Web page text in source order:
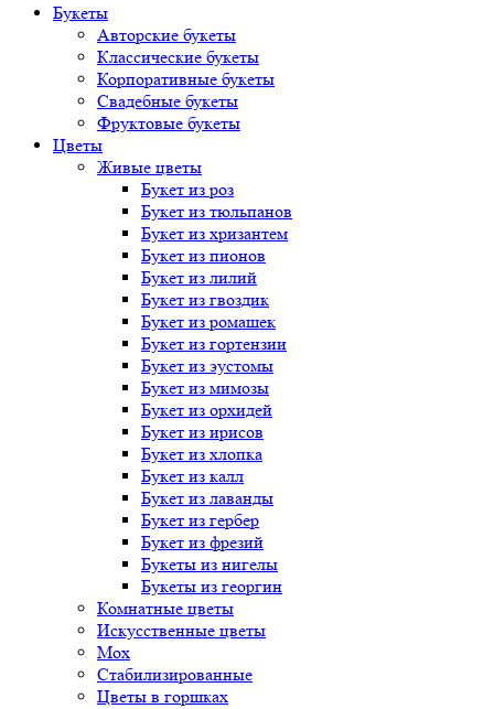
Букеты
Авторские букеты
Классические букеты
Корпоративные букеты
Свадебные букеты
Фруктовые букеты
Цветы
Живые цветы
Букет из роз
Букет из тюльпанов
Букет из хризантем
Букет из пионов
Букет из лилий
Букет из гвоздик
Букет из ромашек
Букет из гортензии
Букет из эустомы
Букет из мимозы
Букет из орхидей
Букет из ирисов
Букет из хлопка
Букет из калл
Букет из лаванды
Букет из гербер
Букет из фрезий
Букеты из нигелы
Букеты из георгин
Комнатные цветы
Искусственные цветы
Мох
Стабилизированные
Цветы в горшках